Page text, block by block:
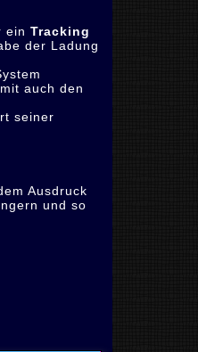
ein Tracking
der Ladung
auch den
seiner
Ausdruck
und so